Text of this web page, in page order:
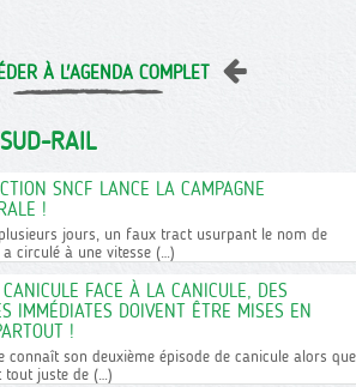
À L'AGENDA COMPLET
SUD-RAIL
SNCF LANCE LA CAMPAGNE
!
jours, un faux tract usurpant le nom de
a circulé à une vitesse (…)
FACE À LA CANICULE, DES
IMMÉDIATES DOIVENT ÊTRE MISES EN
!
connaît son deuxième épisode de canicule alors que
tout juste de (…)